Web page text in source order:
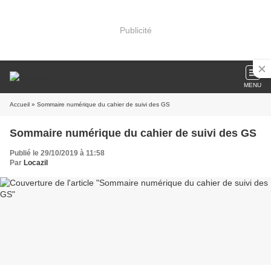
Publicité
MENU
Accueil » Sommaire numérique du cahier de suivi des GS
Sommaire numérique du cahier de suivi des GS
Publié le 29/10/2019 à 11:58
Par Locazil